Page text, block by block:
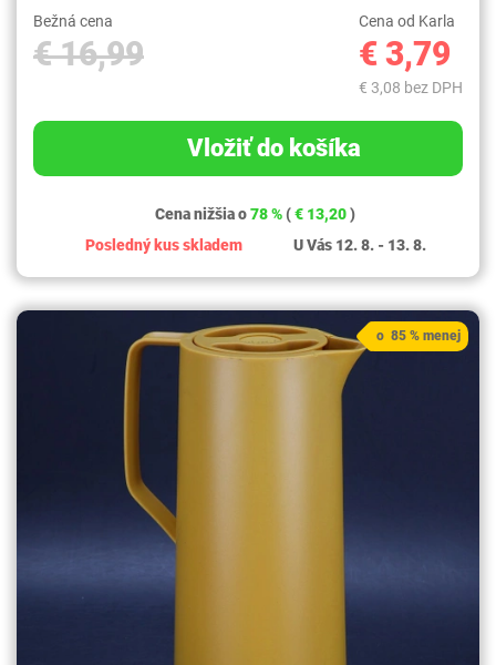
Bežná cena
€ 16,99
Cena od Karla
€ 3,79
€ 3,08 bez DPH
Vložiť do košíka
Cena nižšia o78 % (€ 13,20)
Posledný kus skladem
U Vás 12. 8. - 13. 8.
o 85 % menej